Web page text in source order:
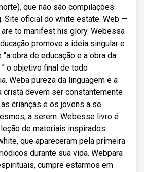
que não são compilações.
Site oficial do white estate. Web —
to manifest his glory. Webessa
promove a ideia singular e
obra de educação e a obra da
o objetivo final de todo
Weba pureza da linguagem e a
cristã devem ser constantemente
crianças e os jovens a se
a serem. Webesse livro é
de materiais inspirados
que apareceram pela primeira
durante sua vida. Webpara
cumpre estarmos em